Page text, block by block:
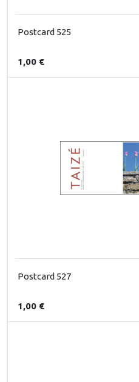
Postcard 525
1,00 €
Postcard 527
1,00 €